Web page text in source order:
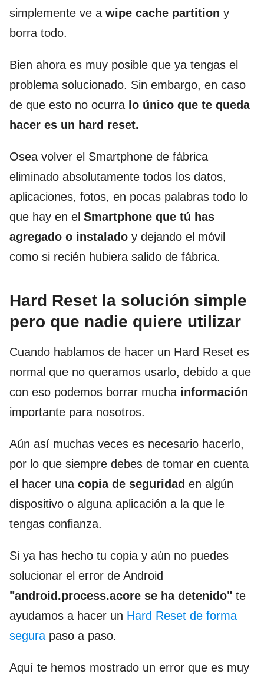
simplemente ve a wipe cache partition y
borra todo.
Bien ahora es muy posible que ya tengas el
problema solucionado. Sin embargo, en caso
de que esto no ocurra lo único que te queda
hacer es un hard reset.
Osea volver el Smartphone de fábrica
eliminado absolutamente todos los datos,
aplicaciones, fotos, en pocas palabras todo lo
que hay en el Smartphone que tú has
agregado o instalado y dejando el móvil
como si recién hubiera salido de fábrica.
Hard Reset la solución simple
pero que nadie quiere utilizar
Cuando hablamos de hacer un Hard Reset es
normal que no queramos usarlo, debido a que
con eso podemos borrar mucha información
importante para nosotros.
Aún así muchas veces es necesario hacerlo,
por lo que siempre debes de tomar en cuenta
el hacer una copia de seguridad en algún
dispositivo o alguna aplicación a la que le
tengas confianza.
Si ya has hecho tu copia y aún no puedes
solucionar el error de Android
"android.process.acore se ha detenido" te
ayudamos a hacer un Hard Reset de forma
segura paso a paso.
Aquí te hemos mostrado un error que es muy